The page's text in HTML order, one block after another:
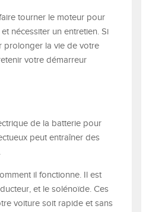
tourner le moteur pour
nécessiter un entretien. Si
prolonger la vie de votre
votre démarreur
de la batterie pour
peut entraîner des
il fonctionne. Il est
et le solénoïde. Ces
voiture soit rapide et sans